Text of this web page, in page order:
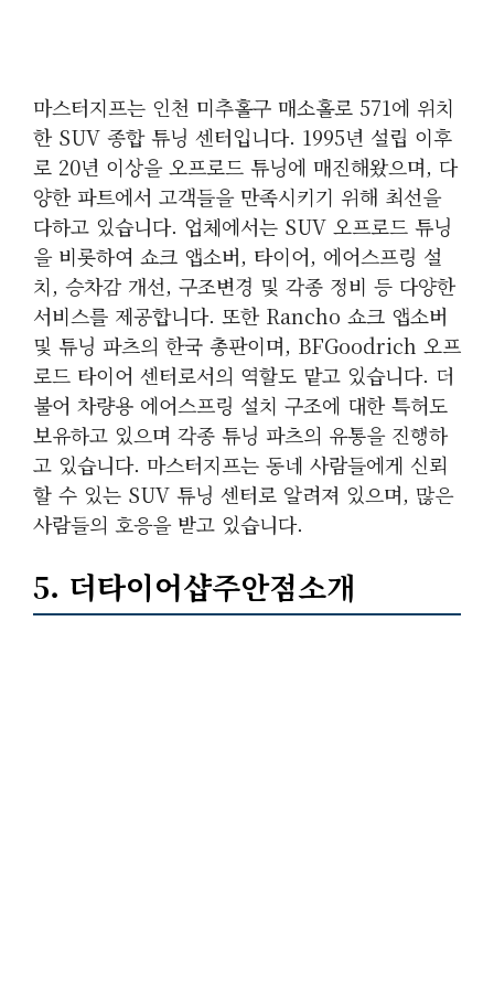
마스터지프는 인천 미추홀구 매소홀로 571에 위치
한 SUV 종합 튜닝 센터입니다. 1995년 설립 이후
로 20년 이상을 오프로드 튜닝에 매진해왔으며, 다
양한 파트에서 고객들을 만족시키기 위해 최선을
다하고 있습니다. 업체에서는 SUV 오프로드 튜닝
을 비롯하여 쇼크 앱소버, 타이어, 에어스프링 설
치, 승차감 개선, 구조변경 및 각종 정비 등 다양한
서비스를 제공합니다. 또한 Rancho 쇼크 앱소버
및 튜닝 파츠의 한국 총판이며, BFGoodrich 오프
로드 타이어 센터로서의 역할도 맡고 있습니다. 더
불어 차량용 에어스프링 설치 구조에 대한 특허도
보유하고 있으며 각종 튜닝 파츠의 유통을 진행하
고 있습니다. 마스터지프는 동네 사람들에게 신뢰
할 수 있는 SUV 튜닝 센터로 알려져 있으며, 많은
사람들의 호응을 받고 있습니다.
5. 더타이어샵주안점소개